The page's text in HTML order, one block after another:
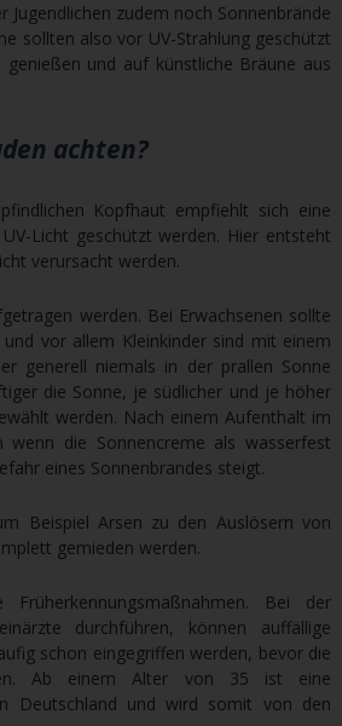
Jugendlichen zudem noch Sonnenbrände
sollten also vor UV-Strahlung geschützt
und auf künstliche Bräune aus
achten?
Kopfhaut empfiehlt sich eine
Licht geschützt werden. Hier entsteht
verursacht werden.
werden. Bei Erwachsenen sollte
vor allem Kleinkinder sind mit einem
generell niemals in der prallen Sonne
die Sonne, je südlicher und je höher
werden. Nach einem Aufenthalt im
die Sonnencreme als wasserfest
eines Sonnenbrandes steigt.
Beispiel Arsen zu den Auslösern von
gemieden werden.
Bei der
durchführen, können auffällige
schon eingegriffen werden, bevor die
Ab einem Alter von 35 ist eine
Deutschland und wird somit von den